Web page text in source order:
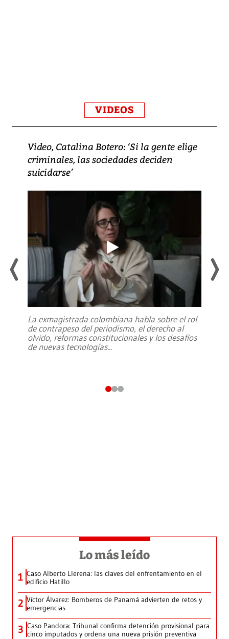
VIDEOS
Video, Catalina Botero: ‘Si la gente elige
criminales, las sociedades deciden
suicidarse’
La exmagistrada colombiana habla sobre el rol
de contrapeso del periodismo, el derecho al
olvido, reformas constitucionales y los desafíos
de nuevas tecnologías...
Lo más leído
1 Caso Alberto Llerena: las claves del enfrentamiento en el
edificio Hatillo
2 Víctor Álvarez: Bomberos de Panamá advierten de retos y
emergencias
3 Caso Pandora: Tribunal confirma detención provisional para
cinco imputados y ordena una nueva prisión preventiva